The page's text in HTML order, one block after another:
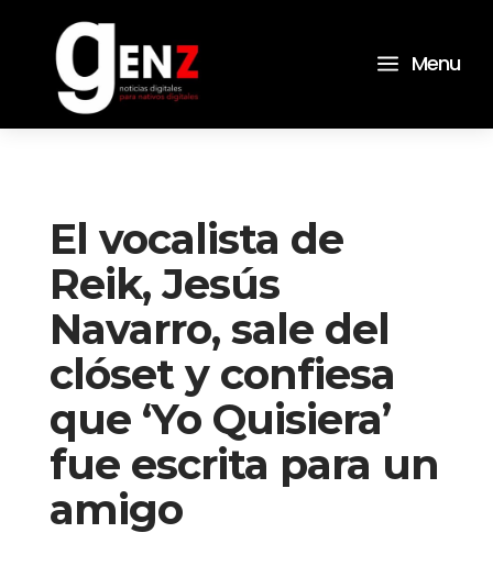
a Menu
El vocalista de
Reik, Jesús
Navarro, sale del
clóset y confiesa
que ‘Yo Quisiera’
fue escrita para un
amigo